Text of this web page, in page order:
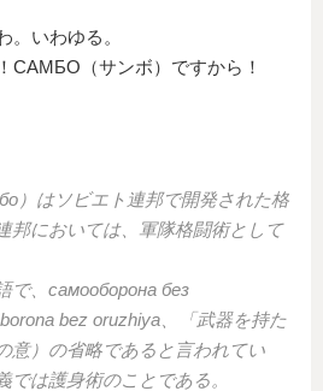
。いわゆる。
САМБО（サンボ）ですから！
）はソビエト連邦で開発された格
邦においては、軍隊格闘術として
で、самооборона без
bez oruzhiya、「武器を持た
意）の省略であると言われてい
では護身術のことである。